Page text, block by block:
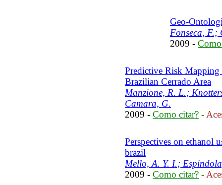
Geo-
Fonseca, F.;
2009 -
Predictive Risk Mapping
Brazilian Cerrado Area
Manzione, R. L.;
Camara, G.
2009 - Como citar? -
Perspectives on ethanol
brazil
Mello, A. Y. I.;
2009 - Como citar? -